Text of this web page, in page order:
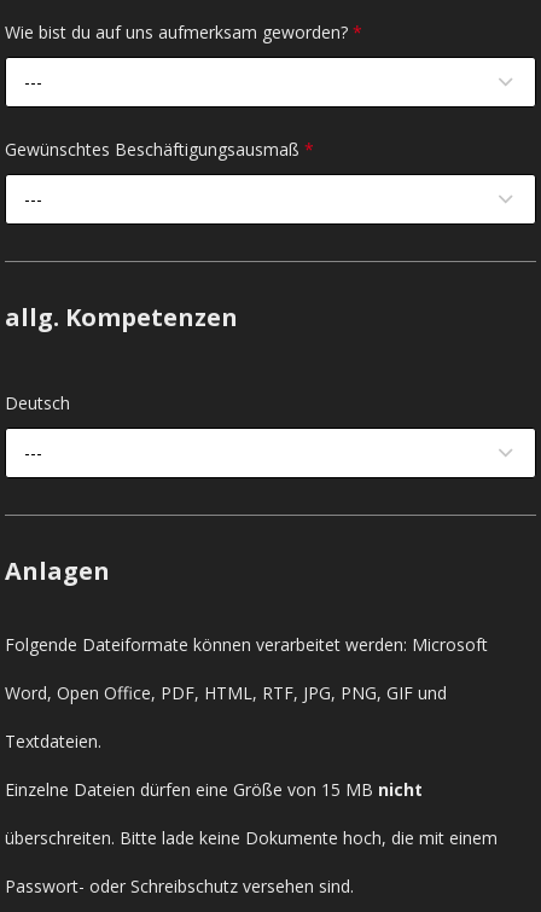
Wie bist du auf uns aufmerksam geworden?*
---
Gewünschtes Beschäftigungsausmaß*
---
allg. Kompetenzen
Deutsch
---
Anlagen
Folgende Dateiformate können verarbeitet werden: Microsoft
Word, Open Office, PDF, HTML, RTF, JPG, PNG, GIF und
Textdateien.
Einzelne Dateien dürfen eine Größe von 15 MB nicht
überschreiten. Bitte lade keine Dokumente hoch, die mit einem
Passwort- oder Schreibschutz versehen sind.